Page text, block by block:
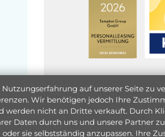
auf unserer Seite zu
Wir benötigen jedoch Ihre
werden nicht an Dritte verkauft. Durch
Daten durch uns und unsere Partner
sie selbstständig anzupassen. Ihre